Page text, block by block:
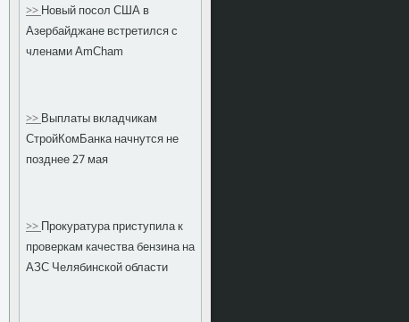
>>Новый посол США в
Азербайджане встретился с
членами AmCham
>>Выплаты вкладчикам
СтройКомБанка начнутся не
позднее 27 мая
>>Прокуратура приступила к
проверкам качества бензина на
АЗС Челябинской области